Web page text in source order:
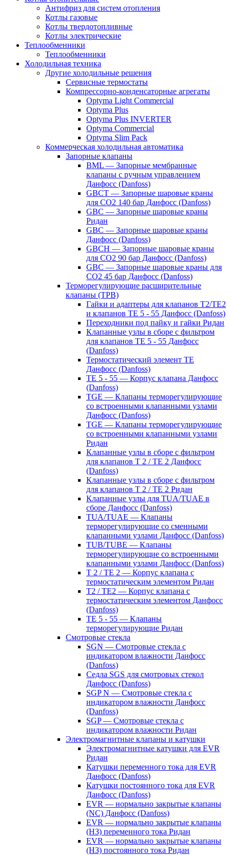
Антифриз для систем отопления
Котлы газовые
Котлы твердотопливные
Котлы электрические
Теплообменники
Теплообменники
Холодильная техника
Другие холодильные решения
Сервисные термостаты
Компрессорно-конденсаторные агрегаты
Optyma Light Commercial
Optyma Plus
Optyma Plus INVERTER
Optyma Commercial
Optyma Slim Pack
Коммерческая холодильная автоматика
Запорные клапаны
BML — Запорные мембранные
клапаны с ручным управлением
Данфосс (Danfoss)
GBCT — Запорные шаровые краны
для CO2 140 бар Данфосс (Danfoss)
GBC — Запорные шаровые краны
Ридан
GBC — Запорные шаровые краны
Данфосс (Danfoss)
GBCH — Запорные шаровые краны
для CO2 90 бар Данфосс (Danfoss)
GBC — Запорные шаровые краны для
CO2 45 бар Данфосс (Danfoss)
Терморегулирующие расширительные
клапаны (ТРВ)
Гайки и адаптеры для клапанов T2/TE2
и клапанов TE 5 - 55 Данфосс (Danfoss)
Переходники под пайку и гайки Ридан
Клапанные узлы в сборе с фильтром
для клапанов TE 5 - 55 Данфосс
(Danfoss)
Термостатический элемент TE
Данфосс (Danfoss)
TE 5 - 55 — Корпус клапана Данфосс
(Danfoss)
TGE — Клапаны терморегулирующие
со встроенными клапанными узлами
Данфосс (Danfoss)
TGE — Клапаны терморегулирующие
со встроенными клапанными узлами
Ридан
Клапанные узлы в сборе с фильтром
для клапанов T 2 / TE 2 Данфосс
(Danfoss)
Клапанные узлы в сборе с фильтром
для клапанов T 2 / TE 2 Ридан
Клапанные узлы для TUA/TUAE в
сборе Данфосс (Danfoss)
TUA/TUAE — Клапаны
терморегулирующие со сменными
клапанными узлами Данфосс (Danfoss)
TUB/TUBE — Клапаны
терморегулирующие со встроенными
клапанными узлами Данфосс (Danfoss)
T 2 / TE 2 — Корпус клапана с
термостатическим элементом Ридан
T2 / TE2 — Корпус клапана с
термостатическим элементом Данфосс
(Danfoss)
TE 5 - 55 — Клапаны
терморегулирующие Ридан
Смотровые стекла
SGN — Смотровые стекла с
индикатором влажности Данфосс
(Danfoss)
Седла SGS для смотровых стекол
Данфосс (Danfoss)
SGP N — Смотровые стекла с
индикатором влажности Данфосс
(Danfoss)
SGP — Смотровые стекла с
индикатором влажности Ридан
Электромагнитные клапаны и катушки
Электромагнитные катушки для EVR
Ридан
Катушки переменного тока для EVR
Данфосс (Danfoss)
Катушки постоянного тока для EVR
Данфосс (Danfoss)
EVR — нормально закрытые клапаны
(NC) Данфосс (Danfoss)
EVR — нормально закрытые клапаны
(НЗ) переменного тока Ридан
EVR — нормально закрытые клапаны
(НЗ) постоянного тока Ридан